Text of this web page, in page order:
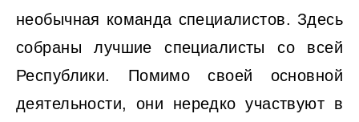
необычная команда специалистов. Здесь
собраны лучшие специалисты со всей
Республики. Помимо своей основной
деятельности, они нередко участвуют в